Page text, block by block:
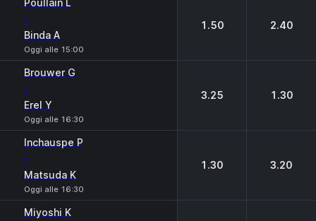
Poullain L
-
Binda A
Oggi alle 15:00
1.50 2.40
Brouwer G
-
Erel Y
Oggi alle 16:30
3.25 1.30
Inchauspe P
-
Matsuda K
Oggi alle 16:30
1.30 3.20
Miyoshi K